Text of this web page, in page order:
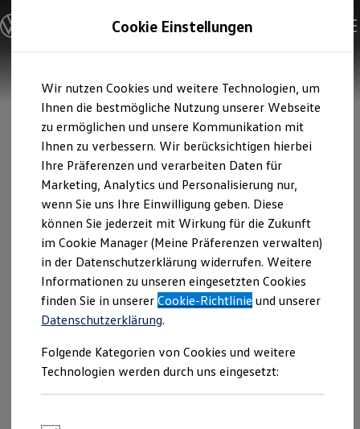
Hauptinhalt
springen
Footer
springen
Modelle und Konfigurator
Konfigurator
Modelle vergleichen
Elektroautos
ENERGY Sondermodelle
Nutzfahrzeuge
SUV und CUV
Familienautos
Kombis
Kompaktwagen
Sportwagen
Schnell verfügbare Fahrzeuge
Angebote und Produkte
Aktuelle Angebote
E-Auto-Förderung
Volkswagen Marktplatz
Die ENERGY Sondermodelle
Junge Gebrauchtwagen und Gebrauchtwagen
Volkswagen Zertifizierte Gebrauchtwagen
Elektromobilität bei Gebrauchtwagen
Saisonangebote
Reifenpakete
Leasing
Leasing-Angebote
Cookie Einstellungen
Wir nutzen Cookies und weitere Technologien, um
Ihnen die bestmögliche Nutzung unserer Webseite
zu ermöglichen und unsere Kommunikation mit
Ihnen zu verbessern. Wir berücksichtigen hierbei
Ihre Präferenzen und verarbeiten Daten für
Marketing, Analytics und Personalisierung nur,
wenn Sie uns Ihre Einwilligung geben. Diese
können Sie jederzeit mit Wirkung für die Zukunft
im Cookie Manager (Meine Präferenzen verwalten)
in der Datenschutzerklärung widerrufen. Weitere
Informationen zu unseren eingesetzten Cookies
finden Sie in unsererCookie-Richtlinie und unserer
Datenschutzerklärung.
Folgende Kategorien von Cookies und weitere
Technologien werden durch uns eingesetzt: